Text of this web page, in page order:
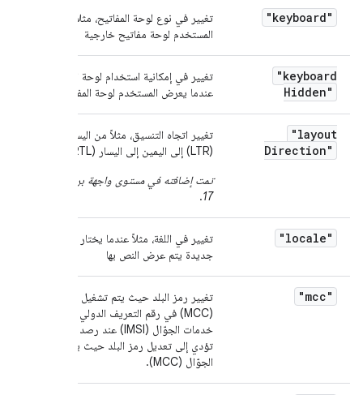
"keyboard"
تغيير في نوع لوحة المفاتيح، مثلاً عندما يوصل
المستخدم لوحة مفاتيح خارجية
"keyboard
Hidden"
تغيير في إمكانية استخدام لوحة المفاتيح، مثلاً
عندما يعرض المستخدم لوحة المفاتيح الخارجية
"layout
Direction"
تغيير اتجاه التنسيق، مثلاً من اليسار إلى اليمين
(LTR) إلى اليمين إلى اليسار (RTL)
تمت إضافته في مستوى واجهة برمجة التطبيقات
17
.
"locale"
تغيير في اللغة، مثلاً عندما يختار المستخدم لغة
جديدة يتم عرض النص بها
"mcc"
تغيير رمز البلد حيث يتم تشغيل شبكة الجوّال
(MCC) في رقم التعريف الدولي للمشترك في
تؤدي إلى تعديل رمز البلد حيث يتم تشغيل شبكة
الجوّال (MCC).